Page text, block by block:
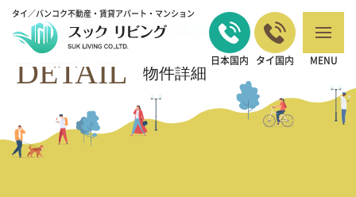
タイ／バンコク不動産・賃貸アパート・マンション
日本国内 タイ国内 MENU
バンコクの不動産・賃貸 TOP> 営業本部長の熱血レビュー> TBI タワー
DETAIL 物件詳細